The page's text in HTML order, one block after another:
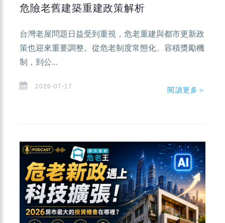
危險老舊建築重建政策解析
台灣老屋問題日益受到重視，危老重建與都市更新政
策也迎來重要調整。從危老制度常態化、容積獎勵機
制，到公...
2026-07-17 閱讀更多＞